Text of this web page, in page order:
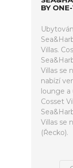
BY
Villas.
Villas se
nabízí
lounge a
Cosset
Villas se
(Řecko).